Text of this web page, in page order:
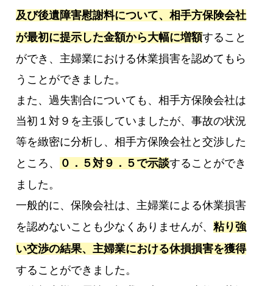
及び後遺障害慰謝料について、相手方保険会社
が最初に提示した金額から大幅に増額すること
ができ、主婦業における休業損害を認めてもら
うことができました。
また、過失割合についても、相手方保険会社は
当初１対９を主張していましたが、事故の状況
等を緻密に分析し、相手方保険会社と交渉した
ところ、
０．５対９．５で示談することができ
ました。
一般的に、保険会社は、主婦業による休業損害
を認めないことも少なくありませんが、粘り強
い交渉の結果、主婦業における休損損害を獲得
することができました。